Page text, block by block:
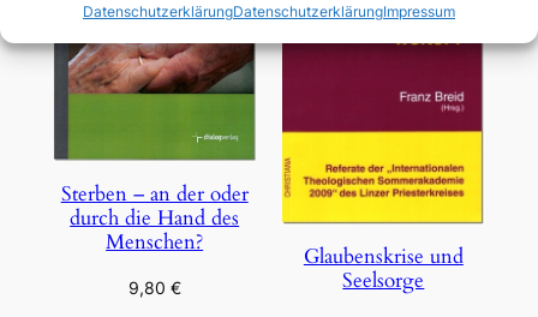
DatenschutzerklärungDatenschutzerklärungImpressum
Sterben – an der oder
durch die Hand des
Menschen?
9,80 €
Glaubenskrise und
Seelsorge